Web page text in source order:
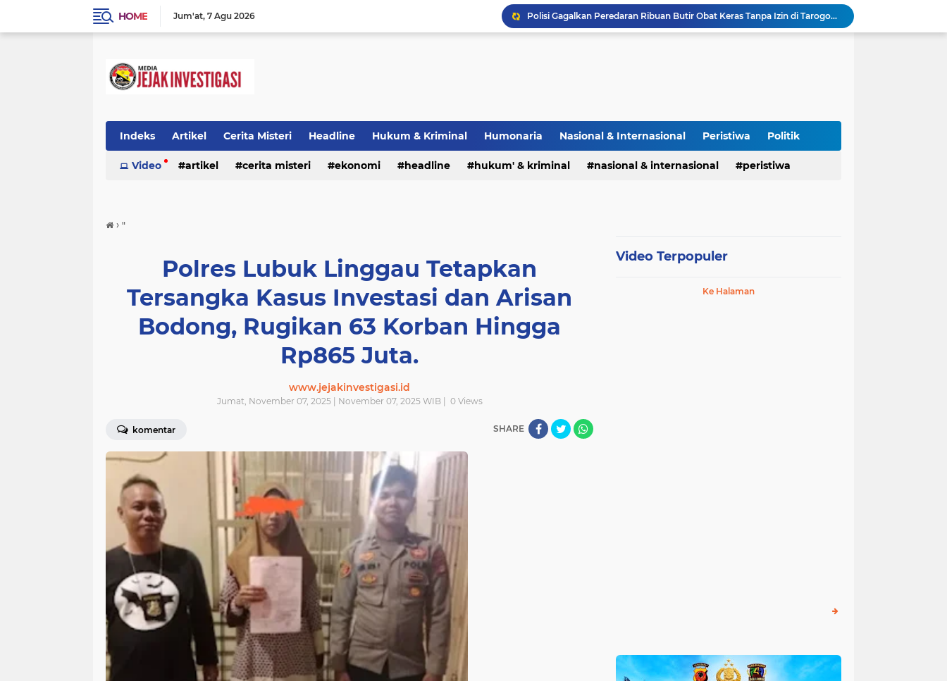
HOME Jum'at 7 Agu 2026 Polisi Gagalkan Peredaran Ribuan Butir Obat Keras Tanpa Izin di Tarogong KidulPAI dan 19 Organisasi Advokat Tolak Dewan Advokat Nasional, Sultan Junaidi: Jangan Ada Intervensi, Kembalikan Marwah Advokat
Isu Jual Beli Jabatan ASN Majalengka: Jangan Antikritik, Buka Saja Semua Proses Rotasi dan Mutasi Jabatan kepada Publik
Polisi Tangkap 2 Pria Pengunggah Konten Provokasi dan Unggahan Palsu Soal Pemerintah di Threads.
Kapolres Majalengka Hadiri Kuliah Umum Nasional Bersama Kepala BNN RI di UNMA
Indeks Artikel Cerita Misteri Headline Hukum & Kriminal Humonaria Nasional & Internasional Peristiwa Politik
Prestasi Ragam Info Seputar Daerah TNI & POLRI UU Pers
Video artikel cerita misteri ekonomi headline hukum' & kriminal nasional & internasional peristiwa
› "
Polres Lubuk Linggau Tetapkan
Tersangka Kasus Investasi dan Arisan
Bodong, Rugikan 63 Korban Hingga
Rp865 Juta.
www.jejakinvestigasi.id
Jumat, November 07, 2025 | November 07, 2025 WIB | 0Views
komentar SHARE
Video Terpopuler
Ke Halaman